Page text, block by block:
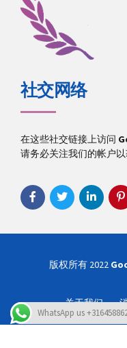
社交网络
在这些社交链接上访问
请务必关注我们的帐户以
版权所有 2022
关于我们
WhatsApp us